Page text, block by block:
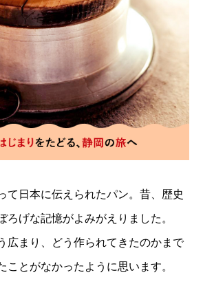
て日本に伝えられたパン。昔、歴史
ろげな記憶がよみがえりました。
広まり、どう作られてきたのかまで
ことがなかったように思います。